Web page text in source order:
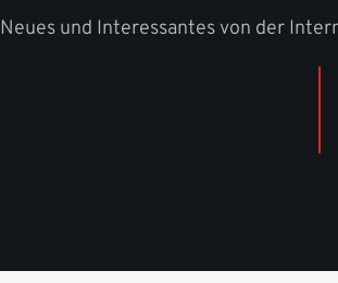
Neues und Interessantes von der